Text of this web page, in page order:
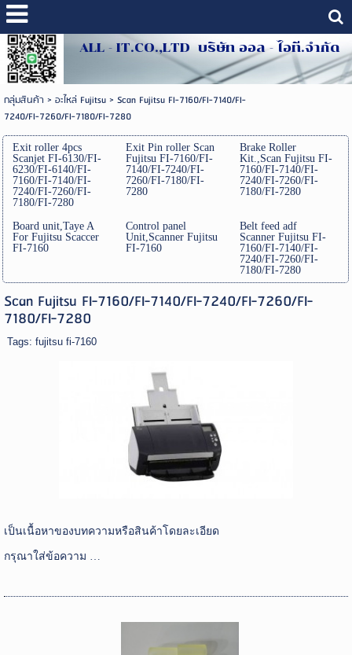
ALL - IT.CO.,LTD บริษัท ออล - ไอที.จำกัด
กลุ่มสินค้า > อะไหล่ Fujitsu> Scan Fujitsu FI-7160/FI-7140/FI-
7240/FI-7260/FI-7180/FI-7280
Exit roller 4pcs
Scanjet FI-6130/FI-
6230/FI-6140/FI-
7160/FI-7140/FI-
7240/FI-7260/FI-
7180/FI-7280
Exit Pin roller Scan
Fujitsu FI-7160/FI-
7140/FI-7240/FI-
7260/FI-7180/FI-
7280
Brake Roller
Kit.,Scan Fujitsu FI-
7160/FI-7140/FI-
7240/FI-7260/FI-
7180/FI-7280
Board unit,Taye A
For Fujitsu Scaccer
FI-7160
Control panel
Unit,Scanner Fujitsu
FI-7160
Belt feed adf
Scanner Fujitsu FI-
7160/FI-7140/FI-
7240/FI-7260/FI-
7180/FI-7280
Scan Fujitsu FI-7160/FI-7140/FI-7240/FI-7260/FI-
7180/FI-7280
Tags: fujitsu fi-7160
เป็นเนื้อหาของบทความหรือสินค้าโดยละเอียด
กรุณาใส่ข้อความ …